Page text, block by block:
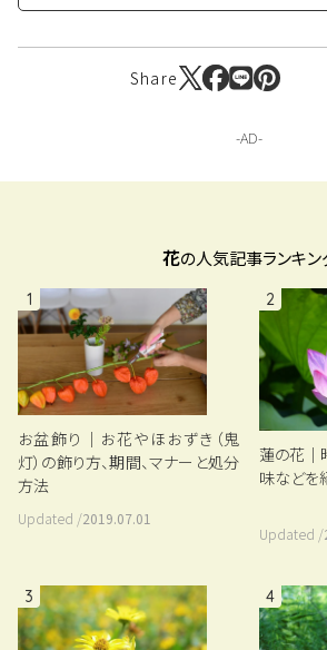
Share
花の人気記事ランキン
1
お盆飾り｜お花やほおずき（鬼
灯）の飾り方、期間、マナーと処分
方法
Updated /2019.07.01
2
蓮の花｜
味などを
Updated /
3 4